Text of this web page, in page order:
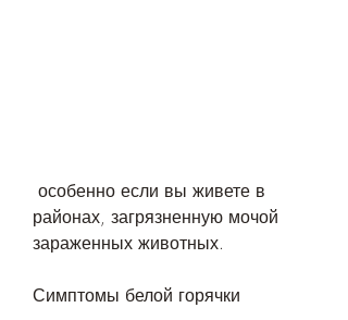
районах, загрязненную мочой
зараженных животных.
Симптомы белой горячки